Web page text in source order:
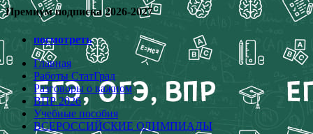
Премиум подписка 2026-2027
посмотреть
Главная
Работы СтатГрад
Разговоры о важном
ВПР 2026
Учебные пособия
ВСЕРОССИЙСКИЕ ОЛИМПИАДЫ